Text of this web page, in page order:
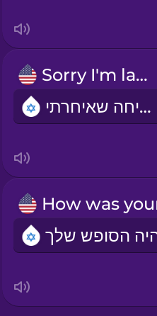
Sorry I'm late.
סליחה שאיחרתי